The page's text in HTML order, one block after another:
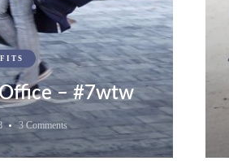
– #7wtw
3 Comments